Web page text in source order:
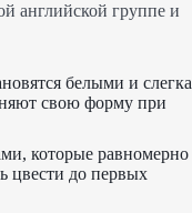
английской группе и
белыми и слегка
свою форму при
которые равномерно
цвести до первых